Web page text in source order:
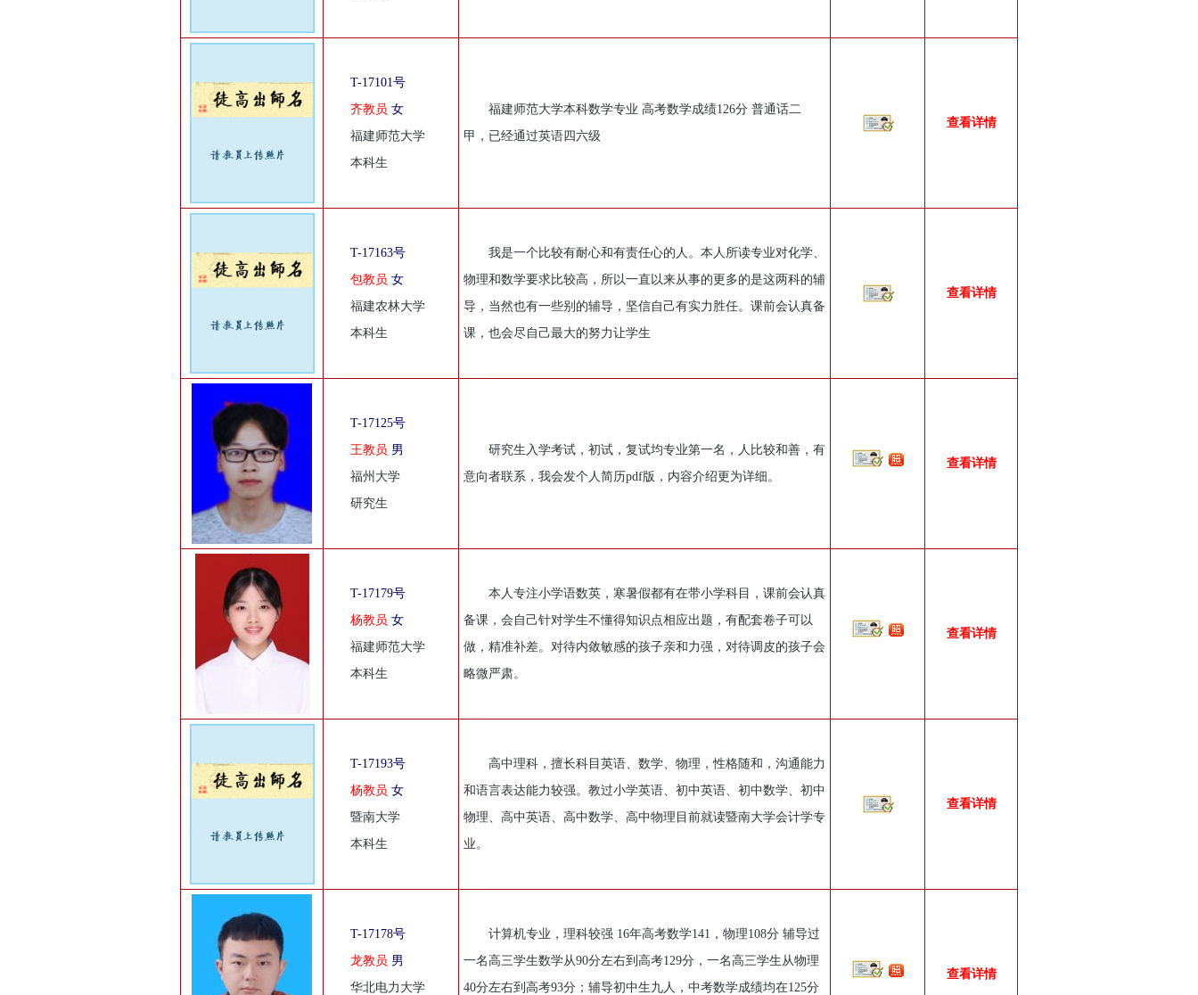
T-17101号
齐教员 女
福建师范大学
本科生
福建师范大学本科数学专业 高考数学成绩126分 普通话二
甲，已经通过英语四六级
查看详情
T-17163号
包教员 女
福建农林大学
本科生
我是一个比较有耐心和有责任心的人。本人所读专业对化学、
物理和数学要求比较高，所以一直以来从事的更多的是这两科的辅
导，当然也有一些别的辅导，坚信自己有实力胜任。课前会认真备
课，也会尽自己最大的努力让学生
查看详情
T-17125号
王教员 男
福州大学
研究生
研究生入学考试，初试，复试均专业第一名，人比较和善，有
意向者联系，我会发个人简历pdf版，内容介绍更为详细。
查看详情
T-17179号
杨教员 女
福建师范大学
本科生
本人专注小学语数英，寒暑假都有在带小学科目，课前会认真
备课，会自己针对学生不懂得知识点相应出题，有配套卷子可以
做，精准补差。对待内敛敏感的孩子亲和力强，对待调皮的孩子会
略微严肃。
查看详情
T-17193号
杨教员 女
暨南大学
本科生
高中理科，擅长科目英语、数学、物理，性格随和，沟通能力
和语言表达能力较强。教过小学英语、初中英语、初中数学、初中
物理、高中英语、高中数学、高中物理目前就读暨南大学会计学专
业。
查看详情
T-17178号
龙教员 男
华北电力大学
计算机专业，理科较强 16年高考数学141，物理108分 辅导过
一名高三学生数学从90分左右到高考129分，一名高三学生从物理
40分左右到高考93分；辅导初中生九人，中考数学成绩均在125分
查看详情